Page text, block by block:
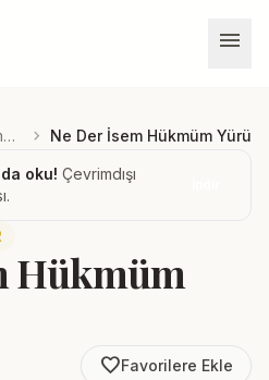
menu
Abdullah Tamamlar chevron_right Ne Der İsem Hükmüm Yürür
oku! Çevrimdışı
Hükmüm
favorite_borderFavorilere Ekle